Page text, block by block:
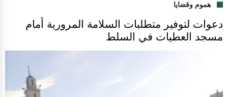
هموم وقضايا
دعوات لتوفير متطلبات السلامة المرورية أمام
مسجد العطيات في السلط